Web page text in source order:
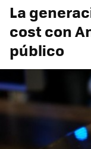
La
cost con
público